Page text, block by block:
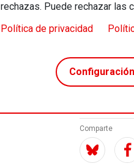
rechazas. Puede rechazar las
Política de privacidadUn
Comparte